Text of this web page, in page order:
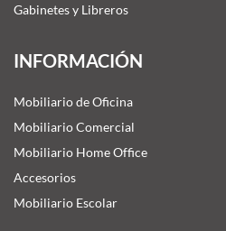
Gabinetes y Libreros
INFORMACIÓN
Mobiliario de Oficina
Mobiliario Comercial
Mobiliario Home Office
Accesorios
Mobiliario Escolar